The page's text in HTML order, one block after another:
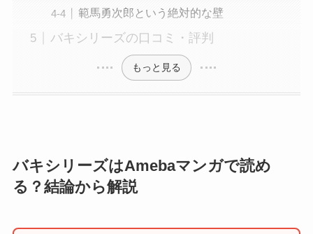
範馬勇次郎という絶対的な壁
バキシリーズの口コミ・評判
もっと見る
バキシリーズはAmebaマンガで読め
る？結論から解説